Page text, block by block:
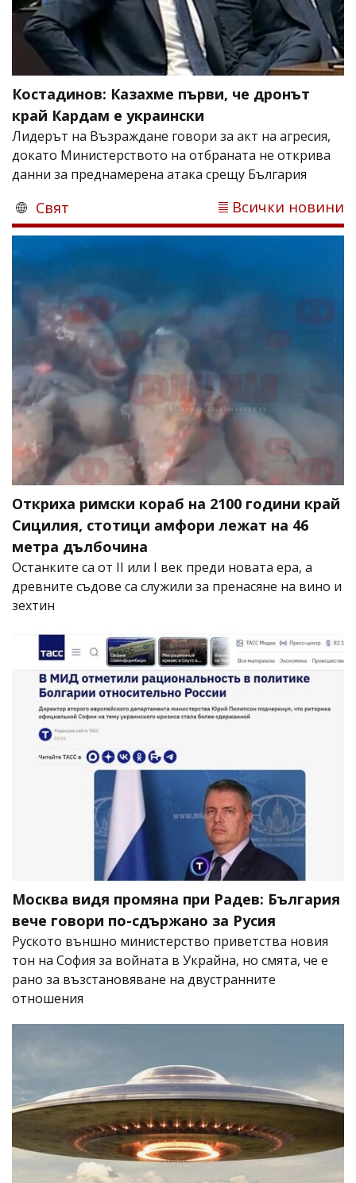
Костадинов: Казахме първи, че дронът
край Кардам е украински
Лидерът на Възраждане говори за акт на агресия,
докато Министерството на отбраната не открива
данни за преднамерена атака срещу България
Свят Всички новини
Откриха римски кораб на 2100 години край
Сицилия, стотици амфори лежат на 46
метра дълбочина
Останките са от II или I век преди новата ера, а
древните съдове са служили за пренасяне на вино и
зехтин
Москва видя промяна при Радев: България
вече говори по-сдържано за Русия
Руското външно министерство приветства новия
тон на София за войната в Украйна, но смята, че е
рано за възстановяване на двустранните
отношения